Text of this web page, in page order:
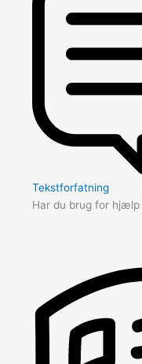
Tekstforfatning
Har du brug for